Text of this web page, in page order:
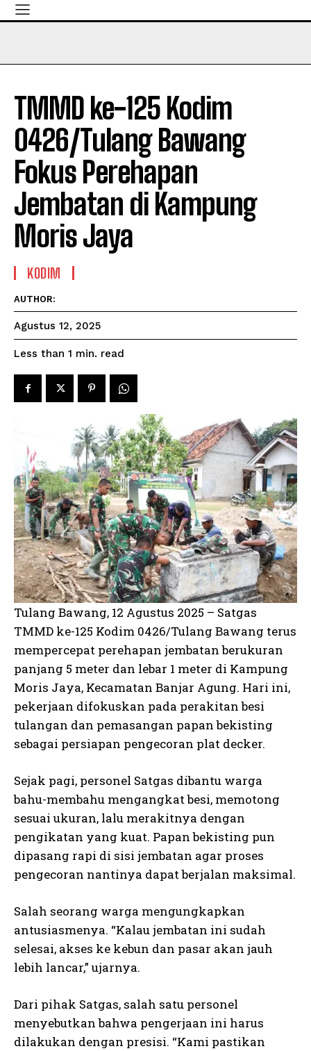
TMMD ke-125 Kodim
0426/Tulang Bawang
Fokus Perehapan
Jembatan di Kampung
Moris Jaya
KODIM
AUTHOR:
Agustus 12, 2025
Less than 1 min. read
Tulang Bawang, 12 Agustus 2025 – Satgas
TMMD ke-125 Kodim 0426/Tulang Bawang terus
mempercepat perehapan jembatan berukuran
panjang 5 meter dan lebar 1 meter di Kampung
Moris Jaya, Kecamatan Banjar Agung. Hari ini,
pekerjaan difokuskan pada perakitan besi
tulangan dan pemasangan papan bekisting
sebagai persiapan pengecoran plat decker.
Sejak pagi, personel Satgas dibantu warga
bahu-membahu mengangkat besi, memotong
sesuai ukuran, lalu merakitnya dengan
pengikatan yang kuat. Papan bekisting pun
dipasang rapi di sisi jembatan agar proses
pengecoran nantinya dapat berjalan maksimal.
Salah seorang warga mengungkapkan
antusiasmenya. “Kalau jembatan ini sudah
selesai, akses ke kebun dan pasar akan jauh
lebih lancar,” ujarnya.
Dari pihak Satgas, salah satu personel
menyebutkan bahwa pengerjaan ini harus
dilakukan dengan presisi. “Kami pastikan